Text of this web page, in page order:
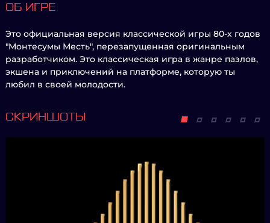
ОБ ИГРЕ
Это официальная версия классической игры 80-х годов
"Монтесумы Месть", перезапущенная оригинальным
разработчиком. Это классическая игра в жанре пазлов,
экшена и приключений на платформе, которую ты
любил в своей молодости.
СКРИНШОТЫ